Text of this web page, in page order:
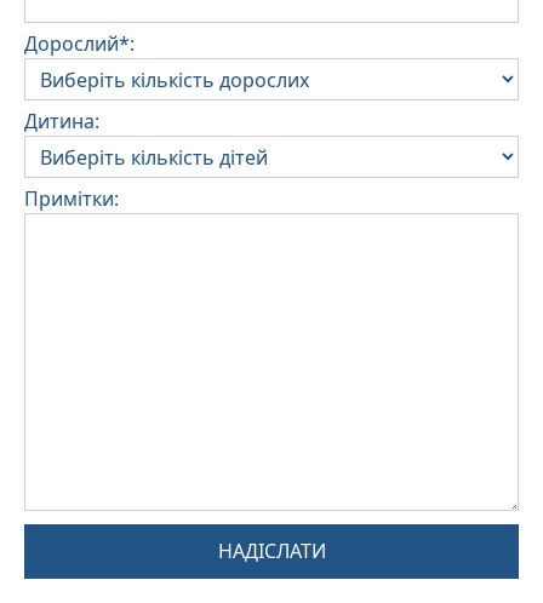
Дорослий*:
Дитина:
Примітки:
НАДІСЛАТИ